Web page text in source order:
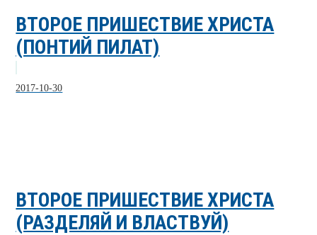
ВТОРОЕ ПРИШЕСТВИЕ ХРИСТА
(ПОНТИЙ ПИЛАТ)
2017-10-30
ВТОРОЕ ПРИШЕСТВИЕ ХРИСТА
(РАЗДЕЛЯЙ И ВЛАСТВУЙ)